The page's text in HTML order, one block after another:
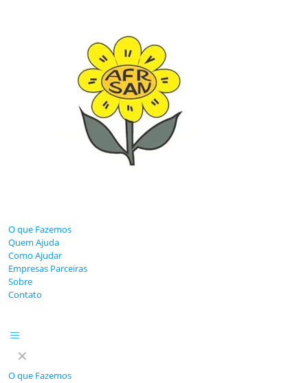
O que Fazemos
Quem Ajuda
Como Ajudar
Empresas Parceiras
Sobre
Contato
✕
O que Fazemos